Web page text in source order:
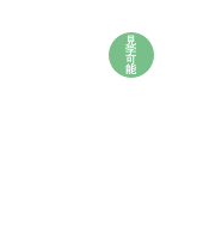
見
学
可
能